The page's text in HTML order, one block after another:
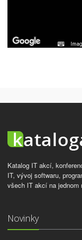
Katalog IT akcí,
IT, vývoj softwaru,
všech IT akcí na jednom
Novinky